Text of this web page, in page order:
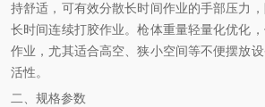
持舒适，可有效分散长时间作业的手部压力
长时间连续打胶作业。枪体重量轻量化优化
作业，尤其适合高空、狭小空间等不便摆放
活性。
二、规格参数